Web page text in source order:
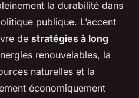
la durabilité dans
publique. L’accent
de stratégies à long
renouvelables, la
naturelles et la
économiquement